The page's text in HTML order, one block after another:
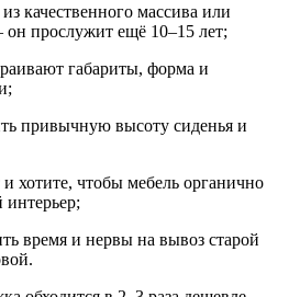
качественного массива или
прослужит ещё 10–15 лет;
габариты, форма и
привычную высоту сиденья и
хотите, чтобы мебель органично
интерьер;
время и нервы на вывоз старой